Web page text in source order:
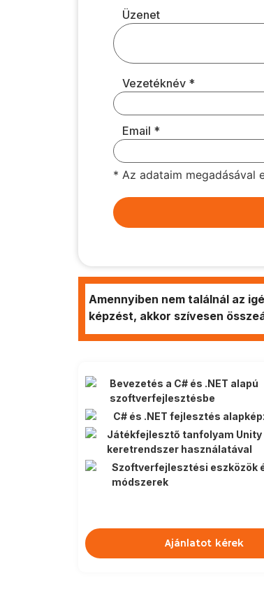
Üzenet
Vezetéknév *
Email *
* Az adataim megadásával
Amennyiben nem találnál az
képzést, akkor szívesen
Bevezetés a C# és .NET alapú
szoftverfejlesztésbe
C# és .NET fejlesztés
Játékfejlesztő tanfolyam Unity
keretrendszer használatával
Szoftverfejlesztési eszközök
módszerek
Ajánlatot kérek